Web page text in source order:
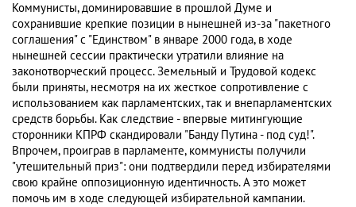
Коммунисты, доминировавшие в прошлой Думе и
сохранившие крепкие позиции в нынешней из-за "пакетного
соглашения" с "Единством" в январе 2000 года, в ходе
нынешней сессии практически утратили влияние на
законотворческий процесс. Земельный и Трудовой кодекс
были приняты, несмотря на их жесткое сопротивление с
использованием как парламентских, так и внепарламентских
средств борьбы. Как следствие - впервые митингующие
сторонники КПРФ скандировали "Банду Путина - под суд!".
Впрочем, проиграв в парламенте, коммунисты получили
"утешительный приз": они подтвердили перед избирателями
свою крайне оппозиционную идентичность. А это может
помочь им в ходе следующей избирательной кампании.